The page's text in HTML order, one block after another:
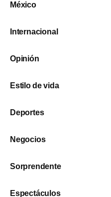
México
Internacional
Opinión
Estilo de vida
Deportes
Negocios
Sorprendente
Espectáculos